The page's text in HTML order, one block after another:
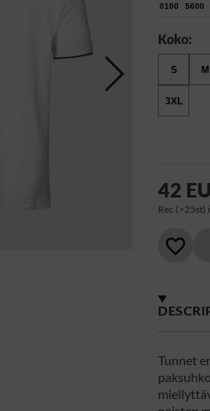
0100 5600
Koko:
S M
3XL
42
Rec (>25st)
Tunnet